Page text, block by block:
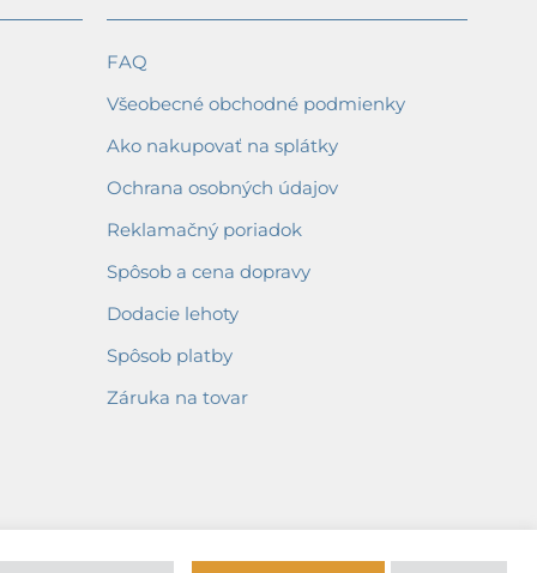
FAQ
Všeobecné obchodné podmienky
Ako nakupovať na splátky
Ochrana osobných údajov
Reklamačný poriadok
Spôsob a cena dopravy
Dodacie lehoty
Spôsob platby
Záruka na tovar